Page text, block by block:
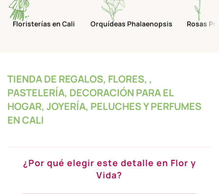
Floristerías en Cali Orquídeas Phalaenopsis Rosas
TIENDA DE REGALOS, FLORES, ,
PASTELERÍA, DECORACIÓN PARA EL
HOGAR, JOYERÍA, PELUCHES Y PERFUMES
EN CALI
¿Por qué elegir este detalle en Flor y
Vida?